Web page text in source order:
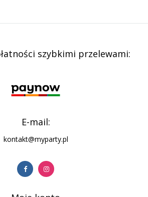
szybkimi przelewami:
E-mail:
kontakt@myparty.pl